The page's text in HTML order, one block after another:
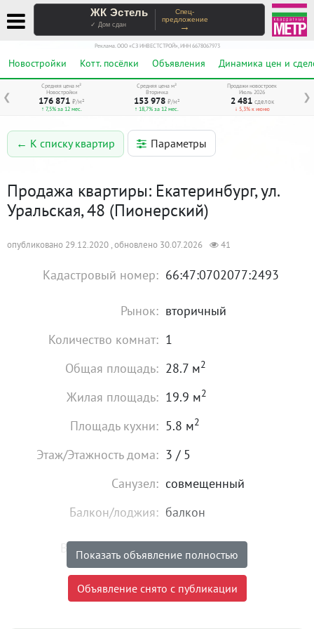
ЖК Эстель
✓ Дом сдан
Спец-
предложение
→
Реклама. ООО «СЗ ИНВЕСТСТРОЙ», ИНН 6678067973
Новостройки Котт. посёлки Объявления Динамика цен и
❮ ❯
Средняя цена м²
Новостройки
176 871 ₽/м²
↑ 7,5% за 12 мес.
Средняя цена м²
Вторичка
153 978 ₽/м²
↑ 18,7% за 12 мес.
Продажи новостроек
Июль 2026
2 481 сделок
↓ 5,3% к июню
← К списку квартир Параметры
Продажа квартиры: Екатеринбург, ул.
Уральская, 48 (Пионерский)
опубликовано 29.12.2020 , обновлено 30.07.2026 41
Кадастровый номер: 66:47:0702077:2493
Рынок: вторичный
Количество комнат: 1
Общая площадь: 28.7 м2
Жилая площадь: 19.9 м2
Площадь кухни: 5.8 м2
Этаж/Этажность дома: 3 / 5
Санузел: совмещенный
Балкон/лоджия: балкон
Высота потолков:
Состояние: идеальное
Показать объявление полностью
Объявление снято с публикации